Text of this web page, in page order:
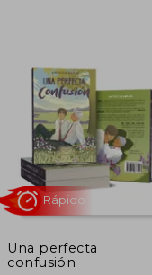
Una perfecta
confusión